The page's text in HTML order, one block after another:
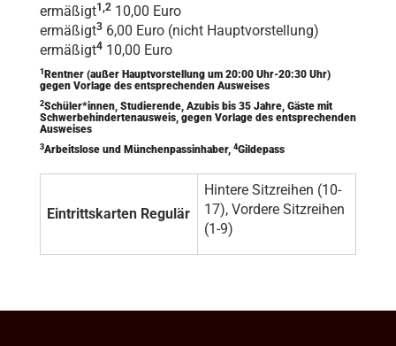
ermäßigt1,2 10,00 Euro
ermäßigt3 6,00 Euro (nicht Hauptvorstellung)
ermäßigt4 10,00 Euro
1 Rentner (außer Hauptvorstellung um 20:00 Uhr-20:30 Uhr)
gegen Vorlage des entsprechenden Ausweises
2Schüler*innen, Studierende, Azubis bis 35 Jahre, Gäste mit
Schwerbehindertenausweis, gegen Vorlage des entsprechenden
Ausweises
3Arbeitslose und Münchenpassinhaber, 4Gildepass
Eintrittskarten Regulär
Hintere Sitzreihen (10-
17), Vordere Sitzreihen
(1-9)